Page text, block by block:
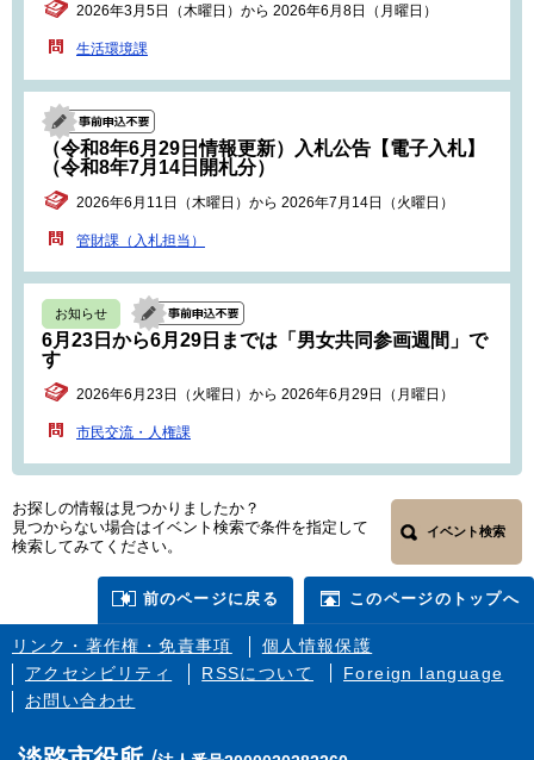
2026年3月5日（木曜日）から 2026年6月8日（月曜日）
生活環境課
（令和8年6月29日情報更新）入札公告【電子入札】
（令和8年7月14日開札分）
2026年6月11日（木曜日）から 2026年7月14日（火曜日）
管財課（入札担当）
お知らせ
6月23日から6月29日までは「男女共同参画週間」で
す
2026年6月23日（火曜日）から 2026年6月29日（月曜日）
市民交流・人権課
お探しの情報は見つかりましたか？
見つからない場合はイベント検索で条件を指定して
検索してみてください。
イベント検索
前のページに戻る このページのトップへ
リンク・著作権・免責事項
個人情報保護
アクセシビリティ
RSSについて
Foreign language
お問い合わせ